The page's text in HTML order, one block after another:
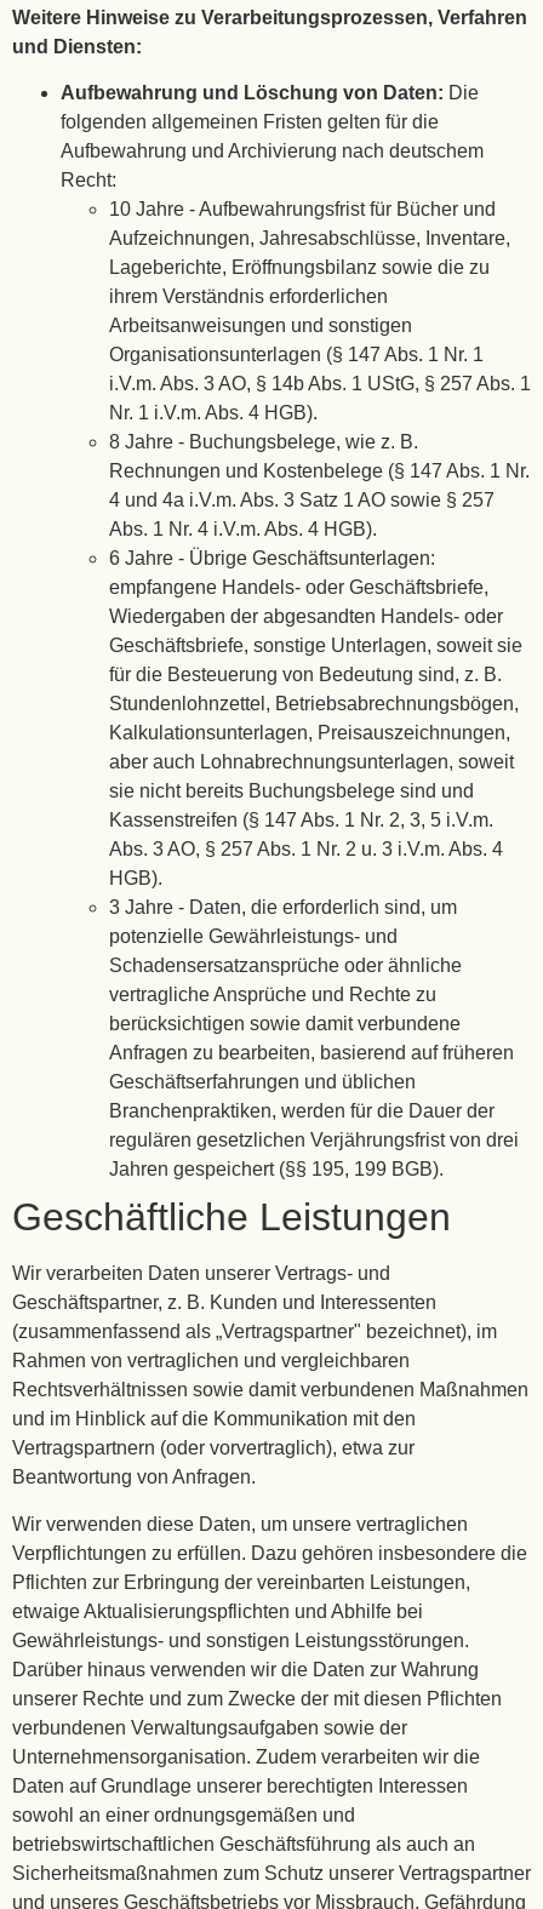
Weitere Hinweise zu Verarbeitungsprozessen, Verfahren
und Diensten:
Aufbewahrung und Löschung von Daten: Die
folgenden allgemeinen Fristen gelten für die
Aufbewahrung und Archivierung nach deutschem
Recht:
10 Jahre - Aufbewahrungsfrist für Bücher und
Aufzeichnungen, Jahresabschlüsse, Inventare,
Lageberichte, Eröffnungsbilanz sowie die zu
ihrem Verständnis erforderlichen
Arbeitsanweisungen und sonstigen
Organisationsunterlagen (§ 147 Abs. 1 Nr. 1
i.V.m. Abs. 3 AO, § 14b Abs. 1 UStG, § 257 Abs. 1
Nr. 1 i.V.m. Abs. 4 HGB).
8 Jahre - Buchungsbelege, wie z. B.
Rechnungen und Kostenbelege (§ 147 Abs. 1 Nr.
4 und 4a i.V.m. Abs. 3 Satz 1 AO sowie § 257
Abs. 1 Nr. 4 i.V.m. Abs. 4 HGB).
6 Jahre - Übrige Geschäftsunterlagen:
empfangene Handels- oder Geschäftsbriefe,
Wiedergaben der abgesandten Handels- oder
Geschäftsbriefe, sonstige Unterlagen, soweit sie
für die Besteuerung von Bedeutung sind, z. B.
Stundenlohnzettel, Betriebsabrechnungsbögen,
Kalkulationsunterlagen, Preisauszeichnungen,
aber auch Lohnabrechnungsunterlagen, soweit
sie nicht bereits Buchungsbelege sind und
Kassenstreifen (§ 147 Abs. 1 Nr. 2, 3, 5 i.V.m.
Abs. 3 AO, § 257 Abs. 1 Nr. 2 u. 3 i.V.m. Abs. 4
HGB).
3 Jahre - Daten, die erforderlich sind, um
potenzielle Gewährleistungs- und
Schadensersatzansprüche oder ähnliche
vertragliche Ansprüche und Rechte zu
berücksichtigen sowie damit verbundene
Anfragen zu bearbeiten, basierend auf früheren
Geschäftserfahrungen und üblichen
Branchenpraktiken, werden für die Dauer der
regulären gesetzlichen Verjährungsfrist von drei
Jahren gespeichert (§§ 195, 199 BGB).
Geschäftliche Leistungen
Wir verarbeiten Daten unserer Vertrags- und
Geschäftspartner, z. B. Kunden und Interessenten
(zusammenfassend als „Vertragspartner" bezeichnet), im
Rahmen von vertraglichen und vergleichbaren
Rechtsverhältnissen sowie damit verbundenen Maßnahmen
und im Hinblick auf die Kommunikation mit den
Vertragspartnern (oder vorvertraglich), etwa zur
Beantwortung von Anfragen.
Wir verwenden diese Daten, um unsere vertraglichen
Verpflichtungen zu erfüllen. Dazu gehören insbesondere die
Pflichten zur Erbringung der vereinbarten Leistungen,
etwaige Aktualisierungspflichten und Abhilfe bei
Gewährleistungs- und sonstigen Leistungsstörungen.
Darüber hinaus verwenden wir die Daten zur Wahrung
unserer Rechte und zum Zwecke der mit diesen Pflichten
verbundenen Verwaltungsaufgaben sowie der
Unternehmensorganisation. Zudem verarbeiten wir die
Daten auf Grundlage unserer berechtigten Interessen
sowohl an einer ordnungsgemäßen und
betriebswirtschaftlichen Geschäftsführung als auch an
Sicherheitsmaßnahmen zum Schutz unserer Vertragspartner
und unseres Geschäftsbetriebs vor Missbrauch, Gefährdung